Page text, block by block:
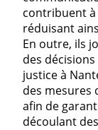
contribuent
réduisant
En outre, ils
des
justice à
des mesures
afin de
découlant